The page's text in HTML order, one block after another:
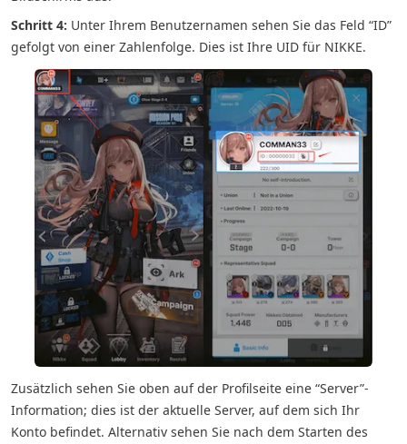
Schritt 4: Unter Ihrem Benutzernamen sehen Sie das Feld “ID”
gefolgt von einer Zahlenfolge. Dies ist Ihre UID für NIKKE.
Zusätzlich sehen Sie oben auf der Profilseite eine “Server”-
Information; dies ist der aktuelle Server, auf dem sich Ihr
Konto befindet. Alternativ sehen Sie nach dem Starten des